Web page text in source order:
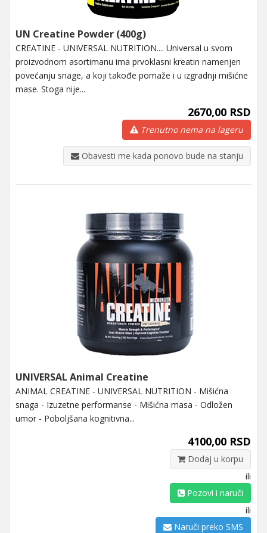
UN Creatine Powder (400g)
CREATINE - UNIVERSAL NUTRITION.... Universal u svom
proizvodnom asortimanu ima prvoklasni kreatin namenjen
povećanju snage, a koji takođe pomaže i u izgradnji mišićne
mase. Stoga nije...
2670,00 RSD
Trenutno nema na lageru
Obavesti me kada ponovo bude na stanju
UNIVERSAL Animal Creatine
ANIMAL CREATINE - UNIVERSAL NUTRITION - Mišićna
snaga - Izuzetne performanse - Mišićna masa - Odložen
umor - Poboljšana kognitivna...
4100,00 RSD
Dodaj u korpu
ili
Pozovi i naruči
ili
Naruči preko SMS